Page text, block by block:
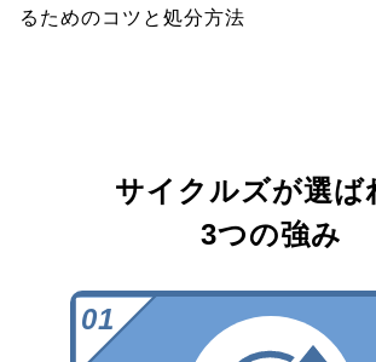
るためのコツと処分方法
サイクルズが選ば
3つの強み